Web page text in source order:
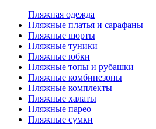
Пляжная одежда
Пляжные платья и сарафаны
Пляжные шорты
Пляжные туники
Пляжные юбки
Пляжные топы и рубашки
Пляжные комбинезоны
Пляжные комплекты
Пляжные халаты
Пляжные парео
Пляжные сумки